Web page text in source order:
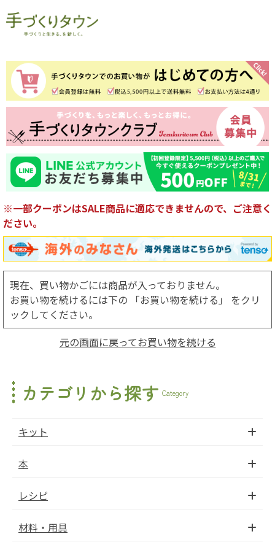
※一部クーポンはSALE商品に適応できませんので、ご注意く
ださい。
現在、買い物かごには商品が入っておりません。
お買い物を続けるには下の 「お買い物を続ける」 をクリ
ックしてください。
元の画面に戻ってお買い物を続ける
カテゴリから探す Category
キット
本
レシピ
材料・用具